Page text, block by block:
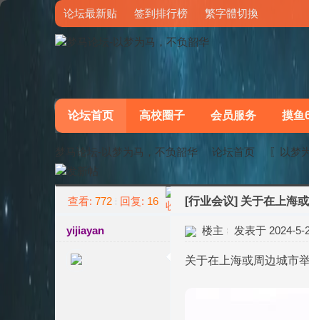
论坛最新贴 签到排行榜 繁字體切換
论坛首页 高校圈子 会员服务 摸鱼
梦马论坛-以梦为马，不负韶华 论坛首页 〖以梦
查看: 772 回复: 16 [行业会议] 关于在上海
yijiayan 楼主 发表于 2024-5-
关于在上海或周边城市